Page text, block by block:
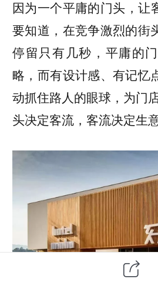
因为一个平庸的门头，
要知道，在竞争激烈的街
停留只有几秒，平庸的
略，而有设计感、有记忆
动抓住路人的眼球，为门
头决定客流，客流决定生